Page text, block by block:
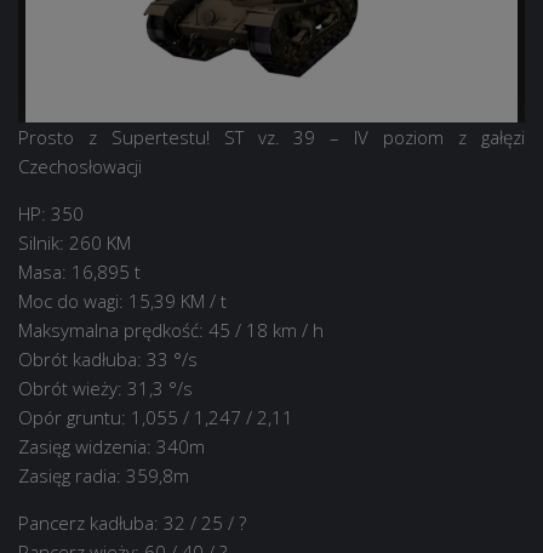
Prosto z Supertestu! ST vz. 39 – IV poziom z gałęzi
Czechosłowacji
HP: 350
Silnik: 260 KM
Masa: 16,895 t
Moc do wagi: 15,39 KM / t
Maksymalna prędkość: 45 / 18 km / h
Obrót kadłuba: 33 °/s
Obrót wieży: 31,3 °/s
Opór gruntu: 1,055 / 1,247 / 2,11
Zasięg widzenia: 340m
Zasięg radia: 359,8m
Pancerz kadłuba: 32 / 25 / ?